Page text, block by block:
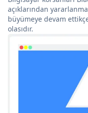
açıklarından
büyümeye devam
olasıdır.